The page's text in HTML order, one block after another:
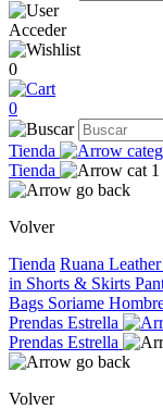
Acceder
0
0
Tienda
Tienda
Volver
Tienda Ruana
in Shorts & Skirts
Bags Soriame
Prendas Estrella
Prendas Estrella
Volver